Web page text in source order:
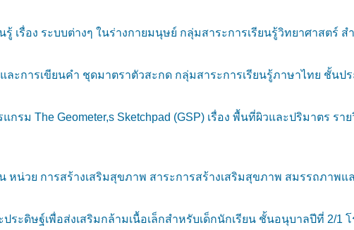
รู้ เรื่อง ระบบต่างๆ ในร่างกายมนุษย์ กลุ่มสาระการเรียนรู้วิทยาศาสตร์
ะการเขียนคำ ชุดมาตราตัวสะกด กลุ่มสาระการเรียนรู้ภาษาไทย ชั้นป
รม The Geometer,s Sketchpad (GSP) เรื่อง พื้นที่ผิวและปริมาตร
หน่วย การสร้างเสริมสุขภาพ สาระการสร้างเสริมสุขภาพ สมรรถภาพ
ะดิษฐ์เพื่อส่งเสริมกล้ามเนื้อเล็กสำหรับเด็กนักเรียน ชั้นอนุบาลปีที่ 2/1